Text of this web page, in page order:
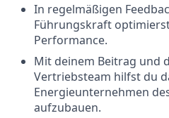
In regelmäßigen
Führungskraft
Performance.
Mit deinem Beitrag und
Vertriebsteam hilfst du
Energieunternehmen
aufzubauen.